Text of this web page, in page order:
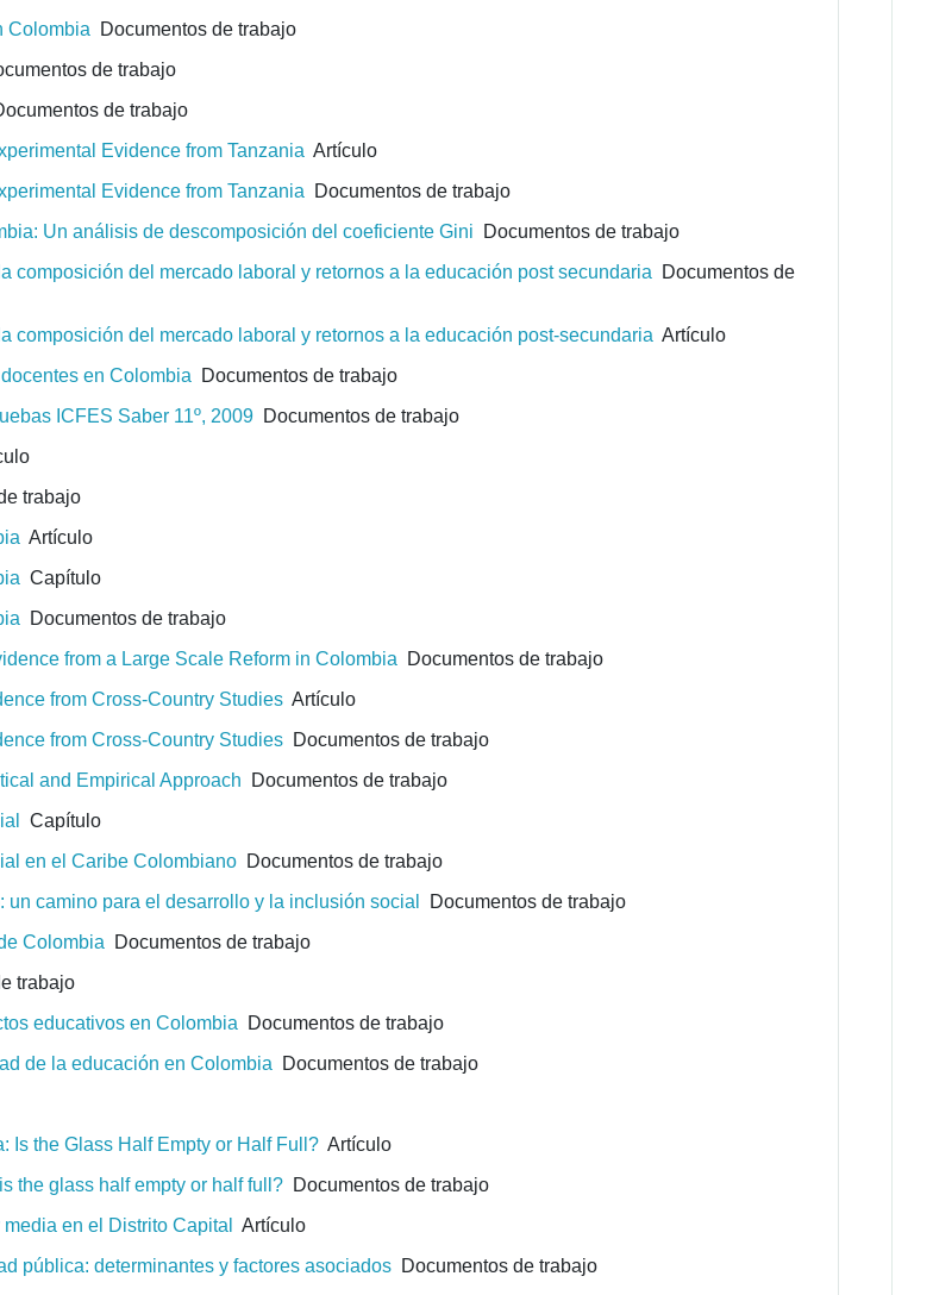
Colombia Documentos de trabajo
de trabajo
de trabajo
Evidence from Tanzania Artículo
Evidence from Tanzania Documentos de trabajo
Un análisis de descomposición del coeficiente Gini Documentos de trabajo
del mercado laboral y retornos a la educación post secundaria Documentos de
del mercado laboral y retornos a la educación post-secundaria Artículo
en Colombia Documentos de trabajo
ICFES Saber 11º, 2009 Documentos de trabajo
trabajo
Artículo
Capítulo
Documentos de trabajo
from a Large Scale Reform in Colombia Documentos de trabajo
from Cross-Country Studies Artículo
from Cross-Country Studies Documentos de trabajo
and Empirical Approach Documentos de trabajo
Capítulo
en el Caribe Colombiano Documentos de trabajo
camino para el desarrollo y la inclusión social
Documentos de trabajo
Colombia Documentos de trabajo
trabajo
educativos en Colombia Documentos de trabajo
de la educación en Colombia Documentos de trabajo
Is the Glass Half Empty or Half Full? Artículo
the glass half empty or half full? Documentos de trabajo
en el Distrito Capital
Artículo
pública: determinantes y factores asociados Documentos de trabajo